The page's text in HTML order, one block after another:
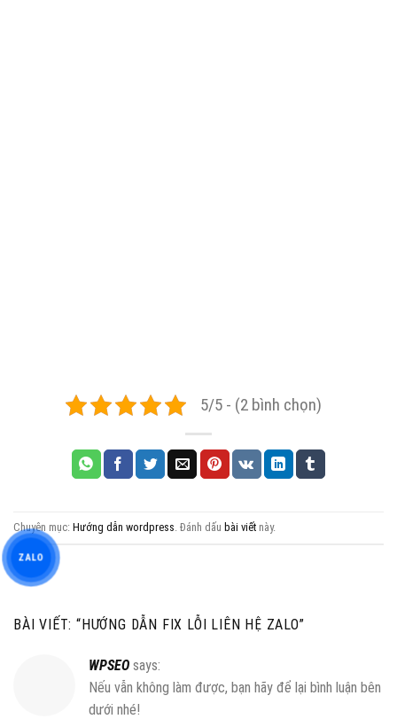
5/5 - (2 bình chọn)
Chuyên mục: Hướng dẫn wordpress . Đánh dấu bài viết này.
BÀI VIẾT: “HƯỚNG DẪN FIX LỖI LIÊN HỆ ZALO”
WPSEO says:
Nếu vẫn không làm được, bạn hãy để lại bình luận bên
dưới nhé!
ZALO